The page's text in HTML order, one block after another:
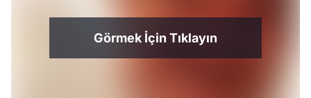
Görmek İçin Tıklayın